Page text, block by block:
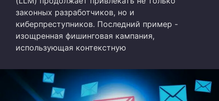
законных разработчиков, но и
киберпреступников. Последний пример -
изощренная фишинговая кампания,
использующая контекстную